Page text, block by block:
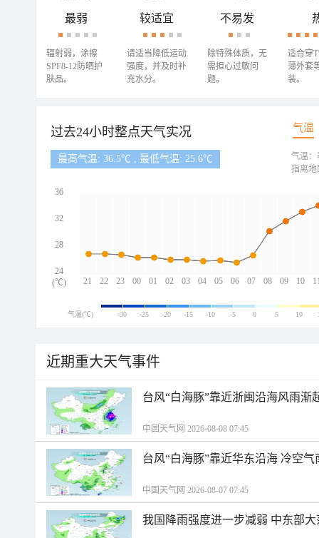
最弱
辐射弱，涂擦
SPF8-12防晒护
肤品。
较适宜
请适当降低运动
强度，并及时补
充水分。
不易发
除特殊体质，无
需担心过敏问
题。
适合穿
薄外套
装。
过去24小时整点天气实况 气温
最高气温: 36.5℃ , 最低气温: 25.6℃
21 22 23 00 01 02 03 04 05 06 07 08 09 10
36
32
28
24
(℃)
气温：
指离地
气温(℃) -30 -25 -20 -15 -10 -5 0 5 10
近期重大天气事件
台风“白海豚”靠近浙闽沿海风雨渐
中国天气网 2026-08-08 07:45
台风“白海豚”靠近华东沿海 冷空
中国天气网 2026-08-07 07:45
我国降雨强度进一步减弱 中东部